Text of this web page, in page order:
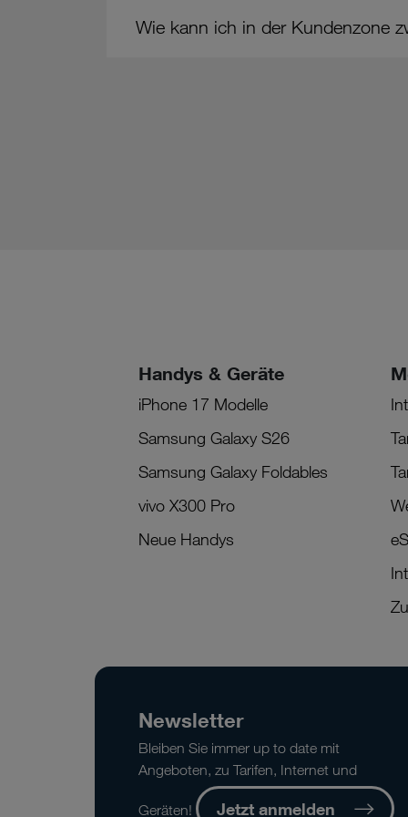
Wie kann ich in der Kundenzone
Handys & Geräte
iPhone 17 Modelle
Samsung Galaxy S26
Samsung Galaxy Foldables
vivo X300 Pro
Neue Handys
Newsletter
Bleiben Sie immer up to date mit
Angeboten, zu Tarifen, Internet und
Geräten! Jetzt anmelden